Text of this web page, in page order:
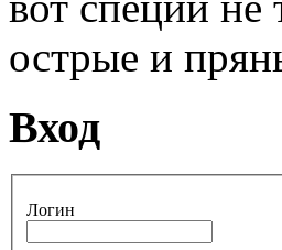
острые и
Вход
Логин